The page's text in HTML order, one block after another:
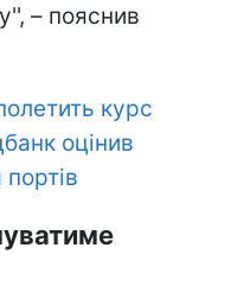
– пояснив
курс
оцінив